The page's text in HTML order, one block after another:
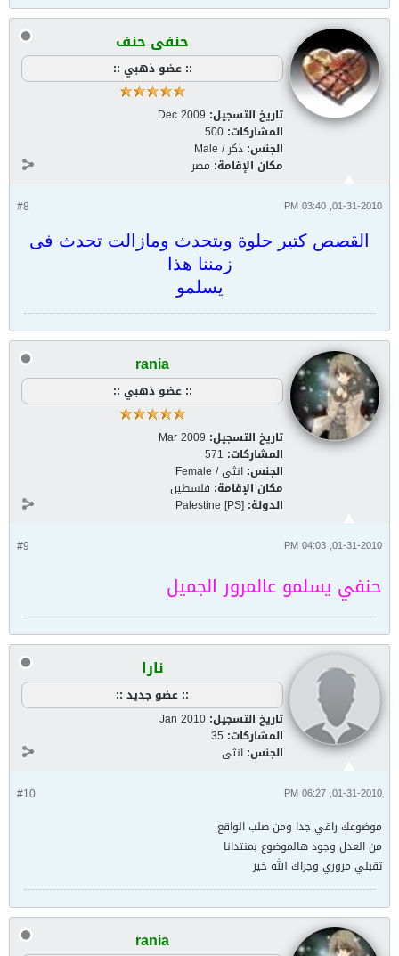
حنفى حنف
:: عضو ذهبي ::
تاريخ التسجيل: Dec 2009
المشاركات: 500
الجنس: ذكر / Male
مكان الإقامة: مصر
#8 01-31-2010, 03:40 PM
القصص كتير حلوة وبتحدث ومازالت تحدث فى
زمننا هذا
يسلمو
rania
:: عضو ذهبي ::
تاريخ التسجيل: Mar 2009
المشاركات: 571
الجنس: انثى / Female
مكان الإقامة: فلسطين
الدولة: Palestine [PS]
#9 01-31-2010, 04:03 PM
حنفي يسلمو عالمرور الجميل
نارا
:: عضو جديد ::
تاريخ التسجيل: Jan 2010
المشاركات: 35
الجنس: انثى
#10 01-31-2010, 06:27 PM
موضوعك راقي جدا ومن صلب الواقع
من العدل وجود هالموضوع بمنتدانا
تقبلي مروري وجراك الله خير
rania